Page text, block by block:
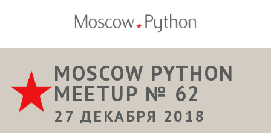
MOSCOW PYTHON
MEETUP № 62
27 ДЕКАБРЯ 2018